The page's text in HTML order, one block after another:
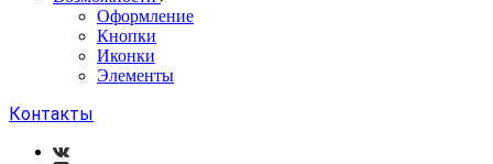
Оформление
Кнопки
Иконки
Элементы
Контакты